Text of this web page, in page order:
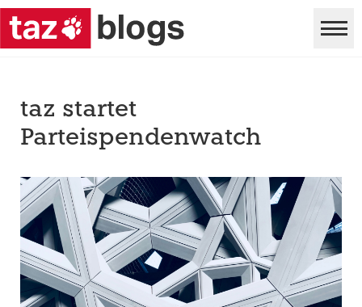
taz startet
Parteispendenwatch